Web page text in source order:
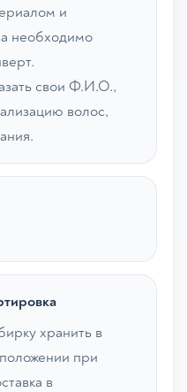
и
необходимо
свои Ф.И.О.,
волос,
хранить в
при
в